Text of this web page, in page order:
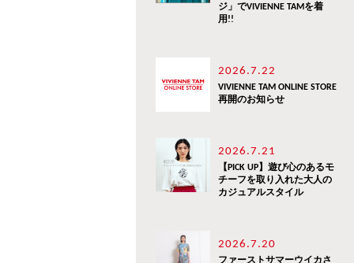
ジ」でVIVIENNE TAMを着
用!!
2026.7.22
VIVIENNE TAM ONLINE STORE
再開のお知らせ
2026.7.21
【PICK UP】遊び心のあるモ
チーフを取り入れた大人の
カジュアルスタイル
2026.7.20
ファーストサマーウイカさ